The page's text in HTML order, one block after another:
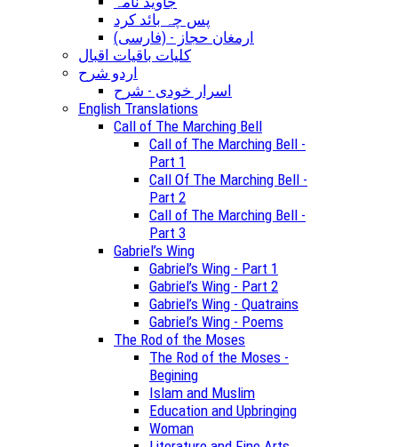
پس چہ بائد کرد
(ارمغان حجاز - (فارسی
کلیات باقیات اقبال
اردو شرح
اسرار خودی - شرح
English Translations
Call of The Marching Bell
Call of The Marching Bell -
Part 1
Call Of The Marching Bell -
Part 2
Call of The Marching Bell -
Part 3
Gabriel’s Wing
Gabriel’s Wing - Part 1
Gabriel’s Wing - Part 2
Gabriel’s Wing - Quatrains
Gabriel’s Wing - Poems
The Rod of the Moses
The Rod of the Moses -
Begining
Islam and Muslim
Education and Upbringing
Woman